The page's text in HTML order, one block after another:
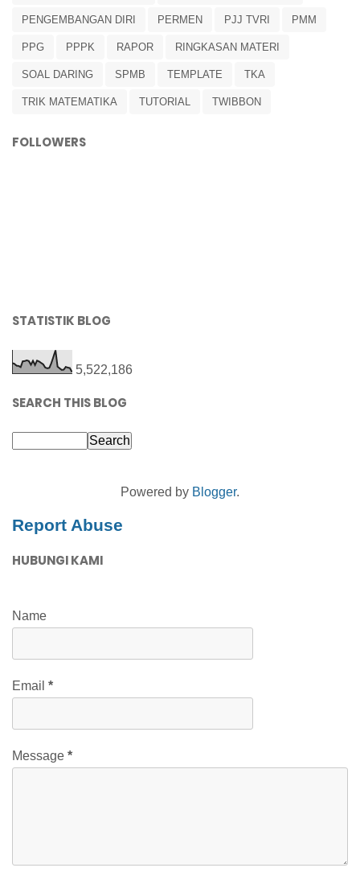
PENGEMBANGAN DIRI PERMEN PJJ TVRI PMM
PPG PPPK RAPOR RINGKASAN MATERI
SOAL DARING SPMB TEMPLATE TKA
TRIK MATEMATIKA TUTORIAL TWIBBON
FOLLOWERS
STATISTIK BLOG
5,522,186
SEARCH THIS BLOG
Powered by Blogger.
Report Abuse
HUBUNGI KAMI
Name
Email *
Message *